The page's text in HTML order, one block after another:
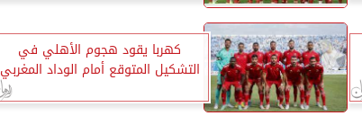
كهربا يقود هجوم الأهلي في
التشكيل المتوقع أمام الوداد المغربي